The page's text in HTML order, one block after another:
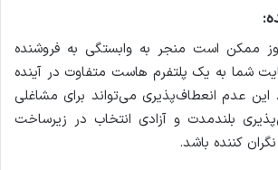
ممکن است منجر به وابستگی به فروشنده
شما به یک پلتفرم هاست متفاوت در آینده
این عدم انعطاف‌پذیری می‌تواند برای مشاغلی
بلندمدت و آزادی انتخاب در زیرساخت
کننده باشد.